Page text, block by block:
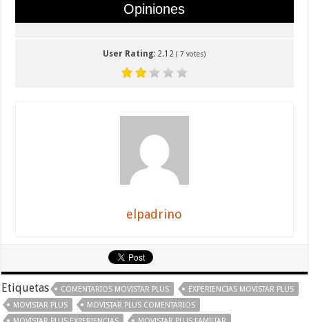
Opiniones
User Rating: 2.12 (7 votes)
elpadrino
Etiquetas COMENTARIOS MOVISTAR PLUS
EXPERIENCIAS MOVISTAR PLUS
MOVISTAR PLUS
MOVISTAR PLUS COMENTARIOS